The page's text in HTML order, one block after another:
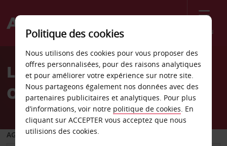
Menu
Welcome
AvisLocation de voiture Tulsa
Oklahoma av
AGENCE DE DÉPART
Politique des cookies
Nous utilisons des cookies pour vous proposer des
offres personnalisées, pour des raisons analytiques
et pour améliorer votre expérience sur notre site.
Nous partageons également nos données avec des
partenaires publicitaires et analytiques. Pour plus
d’informations, voir notre politique de cookies. En
cliquant sur ACCEPTER vous acceptez que nous
utilisions des cookies.